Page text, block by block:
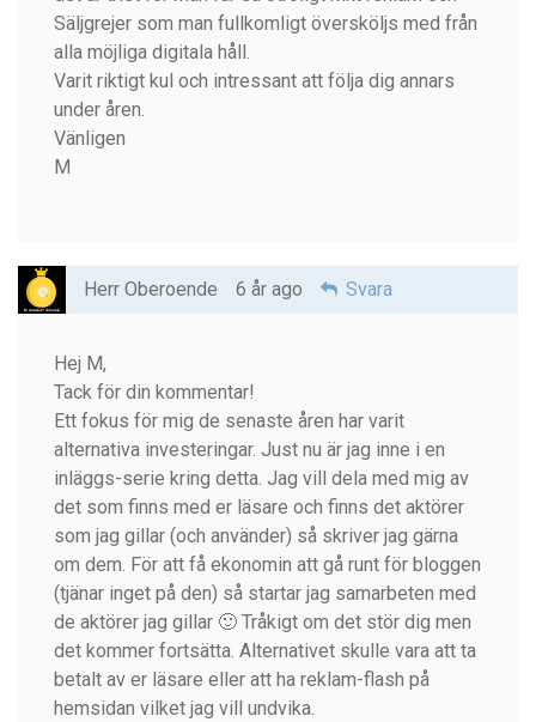
Säljgrejer som man fullkomligt översköljs med från
alla möjliga digitala håll.
Varit riktigt kul och intressant att följa dig annars
under åren.
Vänligen
M
Herr Oberoende 6 år ago Svara
Hej M,
Tack för din kommentar!
Ett fokus för mig de senaste åren har varit
alternativa investeringar. Just nu är jag inne i en
inläggs-serie kring detta. Jag vill dela med mig av
det som finns med er läsare och finns det aktörer
som jag gillar (och använder) så skriver jag gärna
om dem. För att få ekonomin att gå runt för bloggen
(tjänar inget på den) så startar jag samarbeten med
de aktörer jag gillar 🙂 Tråkigt om det stör dig men
det kommer fortsätta. Alternativet skulle vara att ta
betalt av er läsare eller att ha reklam-flash på
hemsidan vilket jag vill undvika.